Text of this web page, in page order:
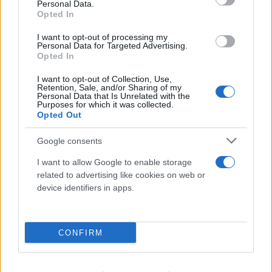
Personal Data.
Opted In
I want to opt-out of processing my
Personal Data for Targeted Advertising.
Opted In
I want to opt-out of Collection, Use,
Retention, Sale, and/or Sharing of my
Personal Data that Is Unrelated with the
Purposes for which it was collected.
Opted Out
Google consents
I want to allow Google to enable storage
related to advertising like cookies on web or
device identifiers in apps.
CONFIRM
δικαίωμα στην υπεράσπιση του. Δεν πρέπει να
λάβετε υπόψη σας το βίντεο. Έχετε έκθεση
παρατηρητή και Αστυνομίας, το προκύπτει από
αυτά, ποια είναι η πειθαρχική συμπεριφορά που
κρίνεται ελεγκτέα, τι έκαναν τα μέλη της αποστολής
του ΠΑΟΚ; Ακούω για εξύβριση, το συγκεκριμένο
βίντεο δεν έχει ήχο. Πως εξυβρίζω χωρίς λόγο,
τίποτα από αυτά δεν υπάρχει. Με την έκθεση της
Αστυνομίας και του παρατηρητή, δεν έπρεπε η ΠΑΕ
να έχει κληθεί καν σε απολογία»
Νίκος Κυρκούδης: «Δεν μπορεί να γίνει ο ΠΑΟΚ
Ιφιγένεια για να ηρεμήσει η κοινή γνώμη».